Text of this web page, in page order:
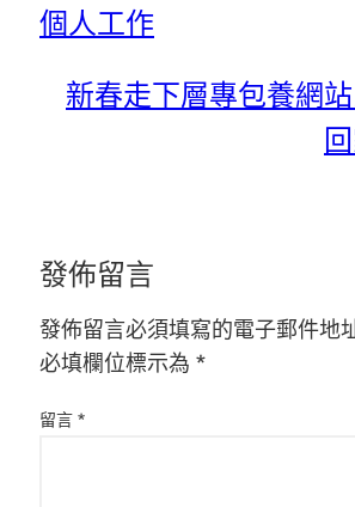
個人工作
新春走下層專包養網站
發佈留言
發佈留言必須填寫的電子郵件地
必填欄位標示為 *
留言 *